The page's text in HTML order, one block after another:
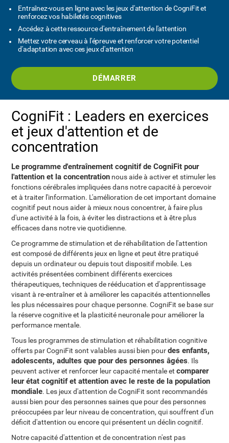
Entraînez-vous en ligne avec les jeux d'attention de CogniFit et
renforcez vos habiletés cognitives
Accédez à cette ressource d'entraînement de l'attention
Mettez votre cerveau à l'épreuve et renforcer votre potentiel
d'adaptation avec ces jeux d'attention
DÉMARRER
CogniFit : Leaders en exercices
et jeux d'attention et de
concentration
Le programme d'entraînement cognitif de CogniFit pour
l'attention et la concentration nous aide à activer et stimuler les
fonctions cérébrales impliquées dans notre capacité à percevoir
et à traiter l'information. L'amélioration de cet important domaine
cognitif peut nous aider à mieux nous concentrer, à faire plus
d'une activité à la fois, à éviter les distractions et à être plus
efficaces dans notre vie quotidienne.
Ce programme de stimulation et de réhabilitation de l'attention
est composé de différents jeux en ligne et peut être pratiqué
depuis un ordinateur ou depuis tout dispositif mobile. Les
activités présentées combinent différents exercices
thérapeutiques, techniques de rééducation et d'apprentissage
visant à re-entraîner et à améliorer les capacités attentionnelles
les plus nécessaires pour chaque personne. CogniFit se base sur
la réserve cognitive et la plasticité neuronale pour améliorer la
performance mentale.
Tous les programmes de stimulation et réhabilitation cognitive
offerts par CogniFit sont valables aussi bien pourdes enfants,
adolescents, adultes que pour des personnes âgées. Ils
peuvent activer et renforcer leur capacité mentale etcomparer
leur état cognitif et attention avec le reste de la population
mondiale. Les jeux d'attention de CogniFit sont recommandés
aussi bien pour des personnes saines que pour des personnes
préoccupées par leur niveau de concentration, qui souffrent d'un
déficit d'attention ou encore qui présentent un déclin cognitif.
Notre capacité d'attention et de concentration n'est pas